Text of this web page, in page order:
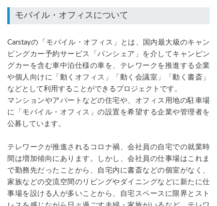
Carstayの「モバイル・オフィス」とは、国内最大級のキャン
ピングカー予約サービス「バンシェア」を介してキャンピン
グカーを含む車中泊仕様の車を、テレワークを推進する企業
や個人向けに「動くオフィス」「動く会議室」「動く書斎」
などとして利用することができるプロジェクトです。
マンションやアパートなどの住宅や、オフィス用地の駐車場
に「モバイル・オフィス」の設置を希望する企業や管理者を
公募しています。
テレワークが推進されるコロナ禍、会社員の自宅での就業時
間は増加傾向にあります。しかし、会社員の仕事場はこれま
で勤務先だったことから、自宅内に書斎などの個室がなく、
家族などの交流空間のリビングやダイニングなどに新たに仕
事場を設ける人が多いことから、自宅スペースに限界とスト